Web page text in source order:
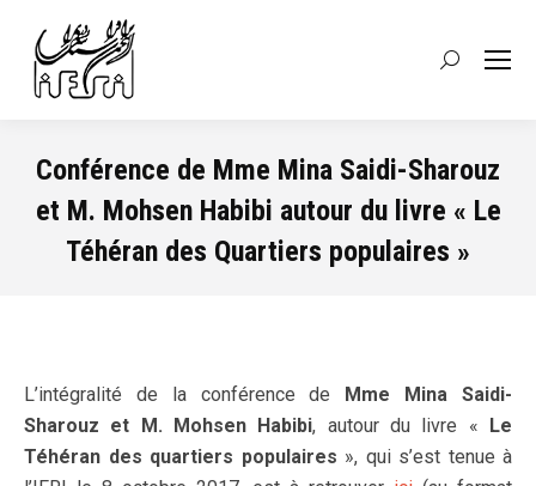
Recherche
Conférence de Mme Mina Saidi-Sharouz
et M. Mohsen Habibi autour du livre « Le
Téhéran des Quartiers populaires »
L’intégralité de la conférence de Mme Mina Saidi-
Sharouz et M. Mohsen Habibi, autour du livre « Le
Téhéran des quartiers populaires », qui s’est tenue à